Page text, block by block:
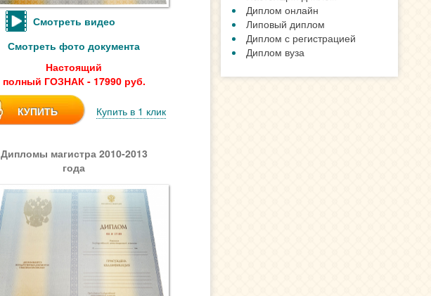
Смотреть видео
Смотреть фото документа
Настоящий
полный ГОЗНАК - 17990 руб.
КУПИТЬ Купить в 1 клик
Дипломы магистра 2010-2013
года
Подлинный диплом, какой он?
Смотреть все новости »
ПОЛЕЗНЫЕ СТАТЬИ